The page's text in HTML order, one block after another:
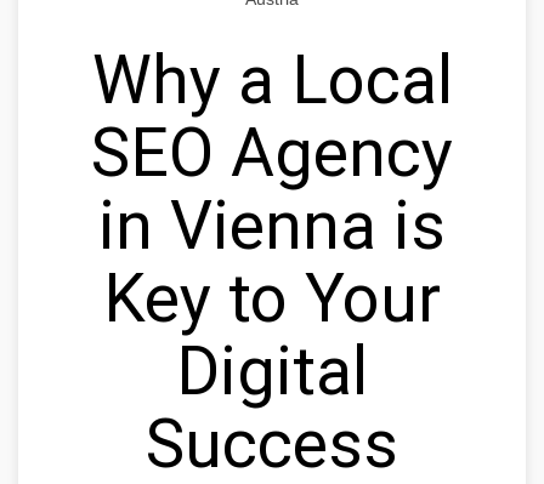
Why a Local
SEO Agency
in Vienna is
Key to Your
Digital
Success